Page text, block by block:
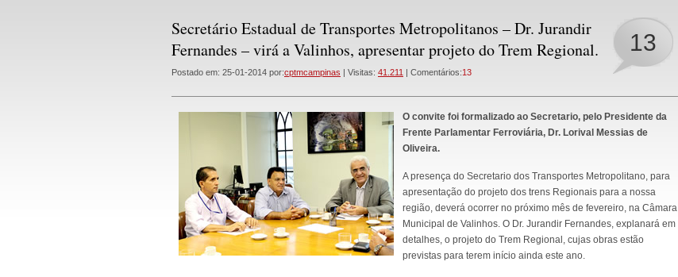
Secretário Estadual de Transportes Metropolitanos – Dr. Jurandir
Fernandes – virá a Valinhos, apresentar projeto do Trem Regional.
Postado em: 25-01-2014 por:cptmcampinas | Visitas: 41.211 | Comentários:13
13
O convite foi formalizado ao Secretario, pelo Presidente da
Frente Parlamentar Ferroviária, Dr. Lorival Messias de
Oliveira.
A presença do Secretario dos Transportes Metropolitano, para
apresentação do projeto dos trens Regionais para a nossa
região, deverá ocorrer no próximo mês de fevereiro, na Câmara
Municipal de Valinhos. O Dr. Jurandir Fernandes, explanará em
detalhes, o projeto do Trem Regional, cujas obras estão
previstas para terem início ainda este ano.